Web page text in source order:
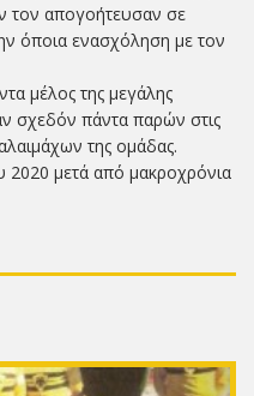
τον απογοήτευσαν σε
όποια ενασχόληση με τον
μέλος της μεγάλης
σχεδόν πάντα παρών στις
της ομάδας.
2020 μετά από μακροχρόνια